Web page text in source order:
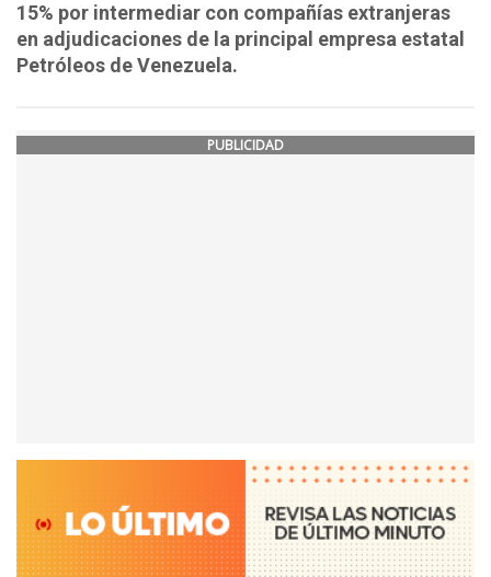
15% por intermediar con compañías extranjeras
en adjudicaciones de la principal empresa estatal
Petróleos de Venezuela.
PUBLICIDAD